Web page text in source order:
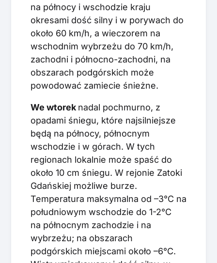
na północy i wschodzie kraju
okresami dość silny i w porywach do
około 60 km/h, a wieczorem na
wschodnim wybrzeżu do 70 km/h,
zachodni i północno-zachodni, na
obszarach podgórskich może
powodować zamiecie śnieżne.
We wtorek nadal pochmurno, z
opadami śniegu, które najsilniejsze
będą na północy, północnym
wschodzie i w górach. W tych
regionach lokalnie może spaść do
około 10 cm śniegu. W rejonie Zatoki
Gdańskiej możliwe burze.
Temperatura maksymalna od –3°C na
południowym wschodzie do 1-2°C
na północnym zachodzie i na
wybrzeżu; na obszarach
podgórskich miejscami około –6°C.